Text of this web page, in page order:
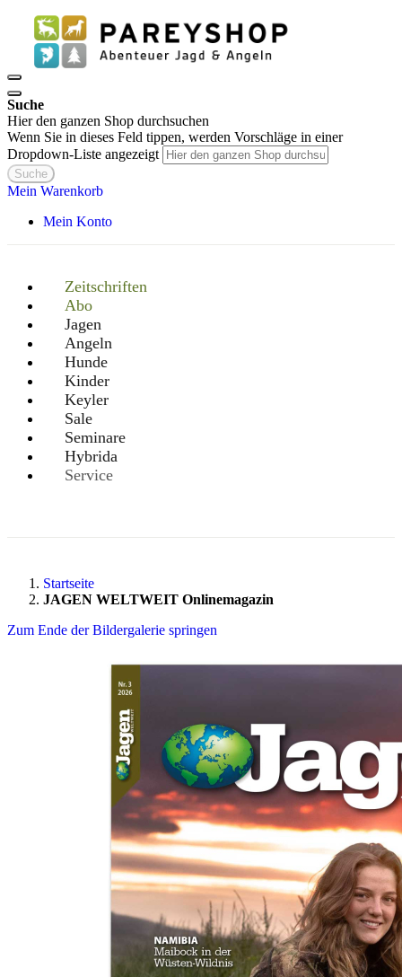
Suche
Hier den ganzen Shop durchsuchen
Wenn Sie in dieses Feld tippen, werden Vorschläge in einer
Dropdown-Liste angezeigt
Suche
Mein Warenkorb
Mein Konto
Zeitschriften
Abo
Jagen
Angeln
Hunde
Kinder
Keyler
Sale
Seminare
Hybrida
Service
Startseite
JAGEN WELTWEIT Onlinemagazin
Zum Ende der Bildergalerie springen